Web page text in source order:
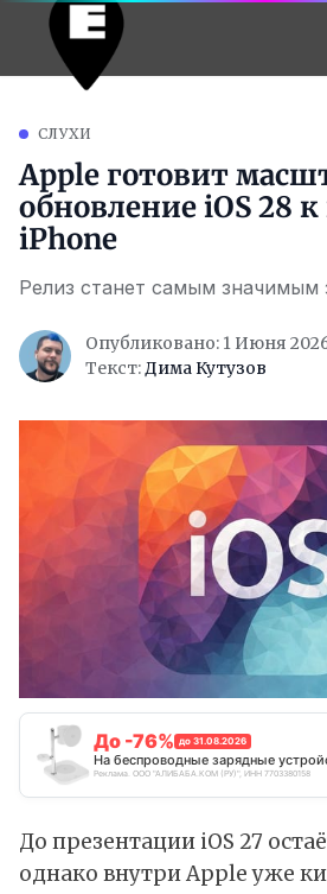
СЛУХИ
Apple готовит
обновление iOS 28
iPhone
Релиз станет самым значимым
Опубликовано: 1 Июня
Текст:Дима Кутузов
До -76% до 31.08.2026
На беспроводные зарядные
Реклама. ООО "АЛИБАБА.КОМ (РУ)", ИНН 7703380158
До презентации iOS 27
однако внутри Apple уже